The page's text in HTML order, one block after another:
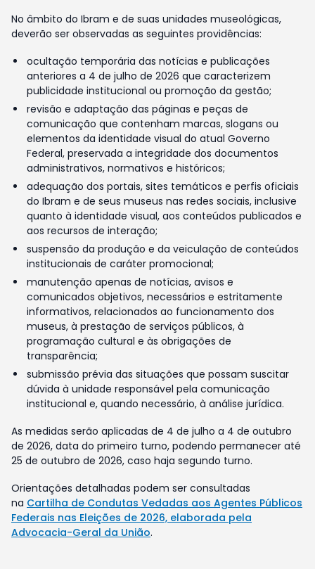
No âmbito do Ibram e de suas unidades museológicas,
deverão ser observadas as seguintes providências:
ocultação temporária das notícias e publicações
anteriores a 4 de julho de 2026 que caracterizem
publicidade institucional ou promoção da gestão;
revisão e adaptação das páginas e peças de
comunicação que contenham marcas, slogans ou
elementos da identidade visual do atual Governo
Federal, preservada a integridade dos documentos
administrativos, normativos e históricos;
adequação dos portais, sites temáticos e perfis oficiais
do Ibram e de seus museus nas redes sociais, inclusive
quanto à identidade visual, aos conteúdos publicados e
aos recursos de interação;
suspensão da produção e da veiculação de conteúdos
institucionais de caráter promocional;
manutenção apenas de notícias, avisos e
comunicados objetivos, necessários e estritamente
informativos, relacionados ao funcionamento dos
museus, à prestação de serviços públicos, à
programação cultural e às obrigações de
transparência;
submissão prévia das situações que possam suscitar
dúvida à unidade responsável pela comunicação
institucional e, quando necessário, à análise jurídica.
As medidas serão aplicadas de 4 de julho a 4 de outubro
de 2026, data do primeiro turno, podendo permanecer até
25 de outubro de 2026, caso haja segundo turno.
Orientações detalhadas podem ser consultadas
na Cartilha de Condutas Vedadas aos Agentes Públicos
Federais nas Eleições de 2026, elaborada pela
Advocacia-Geral da União.